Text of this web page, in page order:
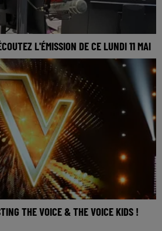
L'ÉMISSION DE CE LUNDI 11 MAI
THE VOICE & THE VOICE KIDS !